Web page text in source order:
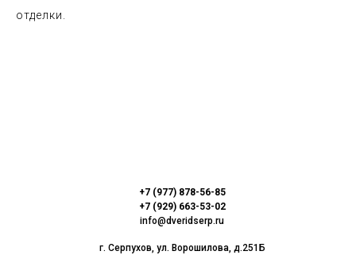
отделки.
+7 (977) 878-56-85
+7 (929) 663-53-02
info@dveridserp.ru
г. Серпухов, ул. Ворошилова, д.251Б